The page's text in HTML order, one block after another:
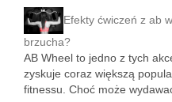
Efekty ćwiczeń z ab
brzucha?
AB Wheel to jedno z tych
zyskuje coraz większą
fitnessu. Choć może